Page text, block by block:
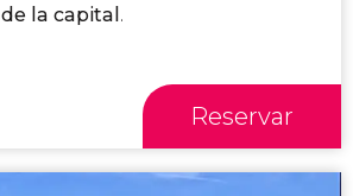
de la capital .
Reservar